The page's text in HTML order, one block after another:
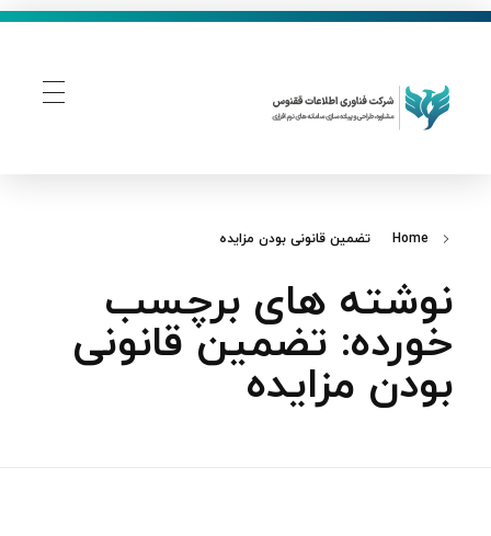
Home تضمین قانونی بودن مزایده
نوشته های برچسب
خورده: تضمین قانونی
بودن مزایده